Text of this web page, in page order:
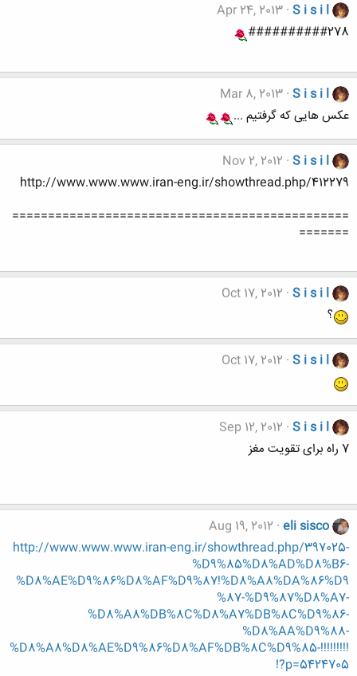
S i s i l
Apr 24, 2013
##########278
S i s i l
Mar 8, 2013
عکس هایی که گرفتیم ...
S i s i l
Nov 2, 2012
http://www.www.www.iran-eng.ir/showthread.php/412279
===============================================
=======
S i s i l
Oct 17, 2012
؟
S i s i l
Oct 17, 2012
S i s i l
Sep 12, 2012
7 راه برای تقویت مغز
eli sisco
Aug 19, 2012
http://www.www.www.iran-eng.ir/showthread.php/397025-
%D9%85%D8%AD%D8%B6-
%D8%AE%D9%86%D8%AF%D9%87!%D8%A8%DA%86%D9
%87-%D9%87%D8%A7-
%D8%A8%DB%8C%D8%A7%DB%8C%D9%86-
%D8%AA%D9%88-
%D8%A8%D8%AE%D9%86%D8%AF%DB%8C%D9%85-!!!!!!!!!
!?p=5424705